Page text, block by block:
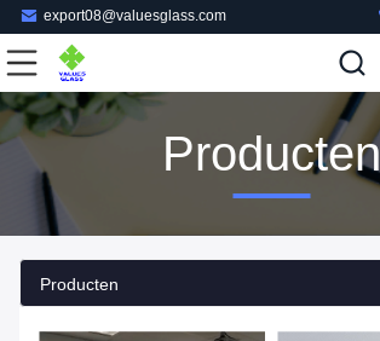
export08@valuesglass.com
Producten
Producten